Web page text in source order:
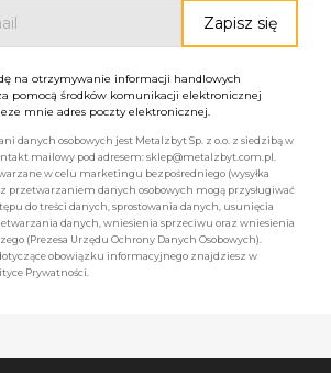
na otrzymywanie informacji handlowych
pomocą środków komunikacji elektronicznej
mnie adres poczty elektronicznej.
danych osobowych jest Metalzbyt Sp. z o.o. z siedzibą w
mailowy pod adresem: sklep@metalzbyt.com.pl.
w celu marketingu bezpośredniego (wysyłka
przetwarzaniem danych osobowych mogą przysługiwać
do treści danych, sprostowania danych, usunięcia
danych, wniesienia sprzeciwu oraz wniesienia
(Prezesa Urzędu Ochrony Danych Osobowych).
obowiązku informacyjnego znajdziesz w
Prywatności.